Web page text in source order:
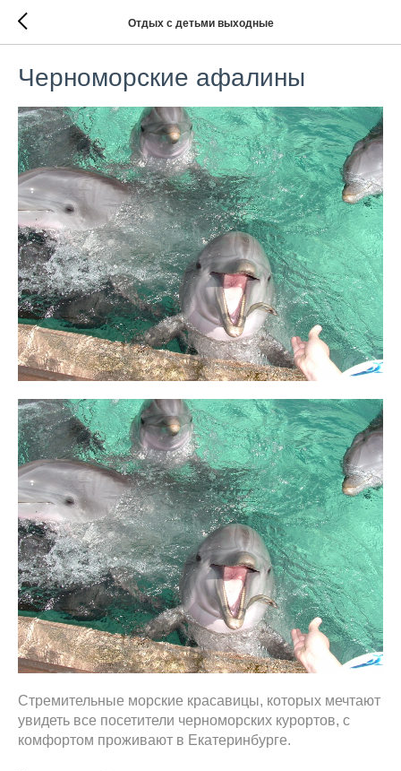
Отдых с детьми выходные
Черноморские афалины
Стремительные морские красавицы, которых мечтают
увидеть все посетители черноморских курортов, с
комфортом проживают в Екатеринбурге.